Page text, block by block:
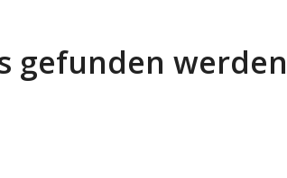
gefunden werden